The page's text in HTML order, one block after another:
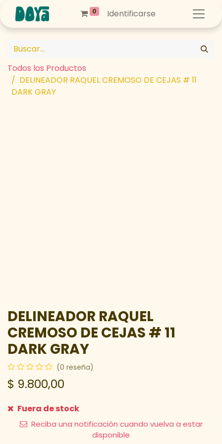
0 Identificarse
Todos los Productos
DELINEADOR RAQUEL CREMOSO DE CEJAS # 11
DARK GRAY
DELINEADOR RAQUEL
CREMOSO DE CEJAS # 11
DARK GRAY
(0 reseña)
$ 9.800,00
Fuera de stock
Reciba una notificación cuando vuelva a estar
disponible